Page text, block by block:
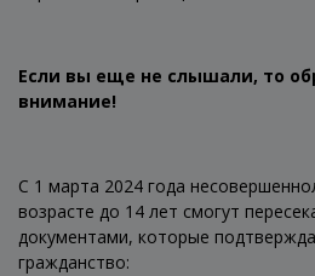
Если вы еще не слышали, то
внимание!
С 1 марта 2024 года
возрасте до 14 лет смогут
документами, которые
гражданство: